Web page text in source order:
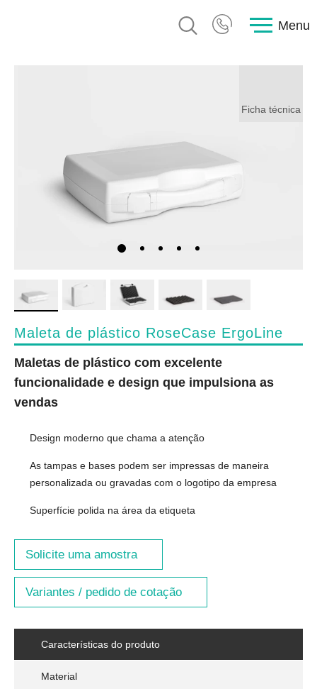
Menu
Ficha técnica
Maleta de plástico RoseCase ErgoLine
Maletas de plástico com excelente
funcionalidade e design que impulsiona as
vendas
Design moderno que chama a atenção
As tampas e bases podem ser impressas de maneira
personalizada ou gravadas com o logotipo da empresa
Superfície polida na área da etiqueta
Solicite uma amostra
Variantes / pedido de cotação
Características do produto
Material